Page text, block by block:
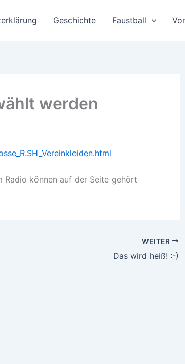
Geschichte Faustball
werden
Radio können auf der Seite gehört
WEITER
Das wird heiß! :-)